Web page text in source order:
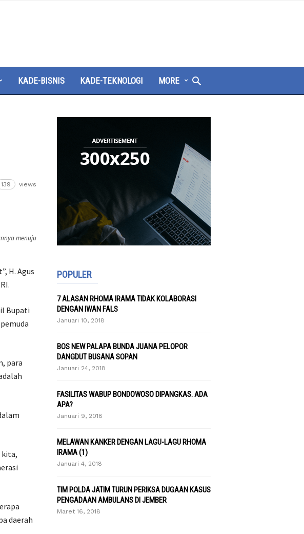
KADE-BISNIS KADE-TEKNOLOGI MORE
139 views
menuju
H. Agus
Bupati
para
kita,
daerah
POPULER
7 ALASAN RHOMA IRAMA TIDAK KOLABORASI
DENGAN IWAN FALS
Januari 10, 2018
BOS NEW PALAPA BUNDA JUANA PELOPOR
DANGDUT BUSANA SOPAN
Januari 24, 2018
FASILITAS WABUP BONDOWOSO DIPANGKAS. ADA
APA?
Januari 9, 2018
MELAWAN KANKER DENGAN LAGU-LAGU RHOMA
IRAMA (1)
Januari 4, 2018
TIM POLDA JATIM TURUN PERIKSA DUGAAN KASUS
PENGADAAN AMBULANS DI JEMBER
Maret 16, 2018